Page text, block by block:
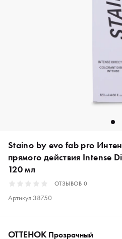
Staino by evo fab pro
прямого действия Intense
120 мл
ОТЗЫВОВ 0
Артикул 38750
ОТТЕНОК Прозрачный